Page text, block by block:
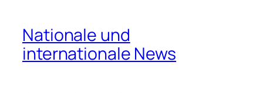
Nationale und
internationale News